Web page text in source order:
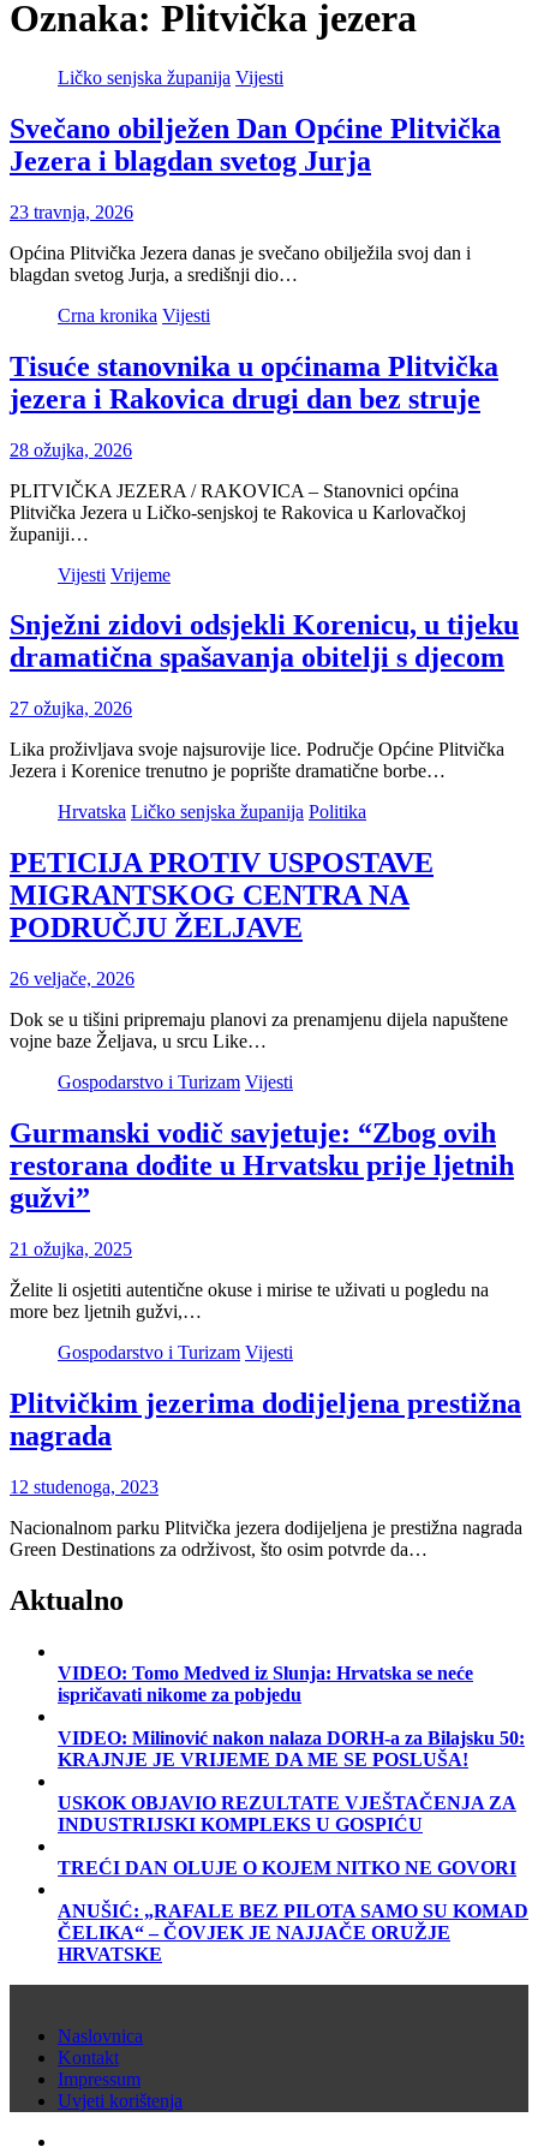
Oznaka: Plitvička jezera
Ličko senjska županija Vijesti
Svečano obilježen Dan Općine Plitvička
Jezera i blagdan svetog Jurja
23 travnja, 2026
Općina Plitvička Jezera danas je svečano obilježila svoj dan i
blagdan svetog Jurja, a središnji dio…
Crna kronika Vijesti
Tisuće stanovnika u općinama Plitvička
jezera i Rakovica drugi dan bez struje
28 ožujka, 2026
PLITVIČKA JEZERA / RAKOVICA – Stanovnici općina
Plitvička Jezera u Ličko-senjskoj te Rakovica u Karlovačkoj
županiji…
Vijesti Vrijeme
Snježni zidovi odsjekli Korenicu, u tijeku
dramatična spašavanja obitelji s djecom
27 ožujka, 2026
Lika proživljava svoje najsurovije lice. Područje Općine Plitvička
Jezera i Korenice trenutno je poprište dramatične borbe…
Hrvatska Ličko senjska županija Politika
PETICIJA PROTIV USPOSTAVE
MIGRANTSKOG CENTRA NA
PODRUČJU ŽELJAVE
26 veljače, 2026
Dok se u tišini pripremaju planovi za prenamjenu dijela napuštene
vojne baze Željava, u srcu Like…
Gospodarstvo i Turizam Vijesti
Gurmanski vodič savjetuje: “Zbog ovih
restorana dođite u Hrvatsku prije ljetnih
gužvi”
21 ožujka, 2025
Želite li osjetiti autentične okuse i mirise te uživati u pogledu na
more bez ljetnih gužvi,…
Gospodarstvo i Turizam Vijesti
Plitvičkim jezerima dodijeljena prestižna
nagrada
12 studenoga, 2023
Nacionalnom parku Plitvička jezera dodijeljena je prestižna nagrada
Green Destinations za održivost, što osim potvrde da…
Aktualno
VIDEO: Tomo Medved iz Slunja: Hrvatska se neće
ispričavati nikome za pobjedu
VIDEO: Milinović nakon nalaza DORH-a za Bilajsku 50:
KRAJNJE JE VRIJEME DA ME SE POSLUŠA!
USKOK OBJAVIO REZULTATE VJEŠTAČENJA ZA
INDUSTRIJSKI KOMPLEKS U GOSPIĆU
TREĆI DAN OLUJE O KOJEM NITKO NE GOVORI
ANUŠIĆ: „RAFALE BEZ PILOTA SAMO SU KOMAD
ČELIKA“ – ČOVJEK JE NAJJAČE ORUŽJE
HRVATSKE
Naslovnica
Kontakt
Impressum
Uvjeti korištenja